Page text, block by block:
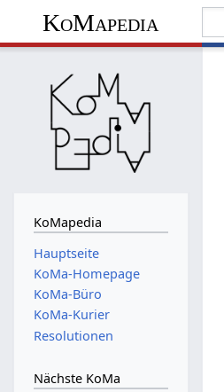
KoMapedia
KoMapedia
Hauptseite
KoMa-Homepage
KoMa-Büro
KoMa-Kurier
Resolutionen
Nächste KoMa